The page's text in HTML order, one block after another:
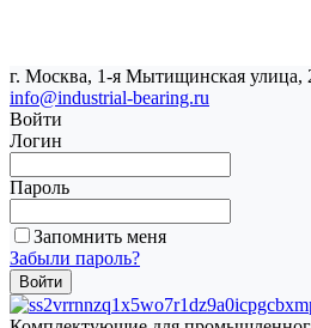
г. Москва, 1-я Мытищинская улица,
info@industrial-bearing.ru
Войти
Логин
Пароль
Запомнить меня
Забыли пароль?